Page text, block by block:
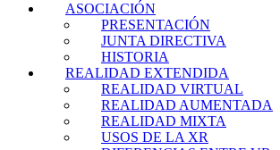
ASOCIACIÓN
PRESENTACIÓN
JUNTA DIRECTIVA
HISTORIA
REALIDAD EXTENDIDA
REALIDAD VIRTUAL
REALIDAD AUMENTADA
REALIDAD MIXTA
USOS DE LA XR